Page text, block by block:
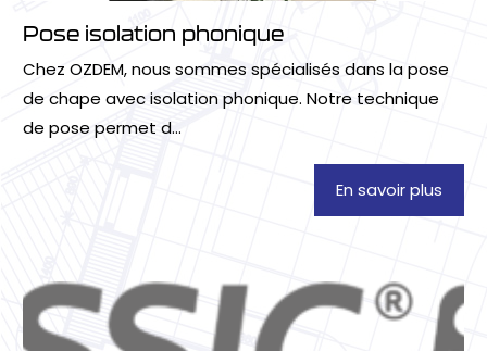
Pose isolation phonique
Chez OZDEM, nous sommes spécialisés dans la pose
de chape avec isolation phonique. Notre technique
de pose permet d...
En savoir plus